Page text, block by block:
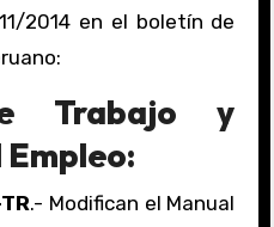
2014 en el boletín de
Trabajo y
.- Modifican el Manual